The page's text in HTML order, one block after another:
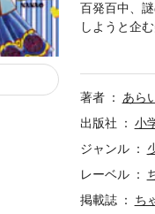
百発百中、
しようと企
変身したの
著者
あら
出版社
小
ジャンル
レーベル
掲載誌
ち